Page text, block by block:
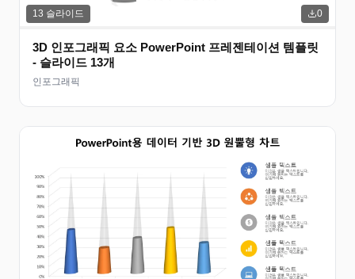
13 슬라이드 0
3D 인포그래픽 요소 PowerPoint 프레젠테이션 템플릿
- 슬라이드 13개
인포그래픽